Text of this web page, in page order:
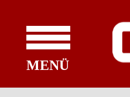
MENÜ